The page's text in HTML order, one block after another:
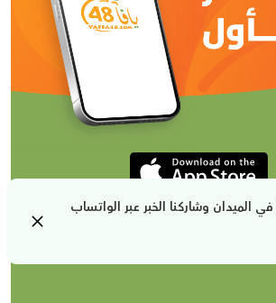
الميدان وشاركنا الخبر عبر الواتساب